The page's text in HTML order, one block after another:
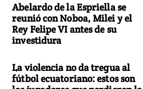
Abelardo de la Espriella se
reunió con Noboa, Milei y el
Rey Felipe VI antes de su
investidura
La violencia no da tregua al
fútbol ecuatoriano: estos son